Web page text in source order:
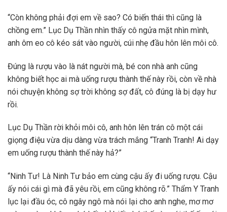
“Còn không phải đợi em về sao? Có biến thái thì cũng là
chồng em.” Lục Dụ Thần nhìn thấy cô ngửa mặt nhìn mình,
anh ôm eo cô kéo sát vào người, cúi nhẹ đầu hôn lên môi cô.
Đúng là rượu vào là nát người mà, bé con nhà anh cũng
không biết học ai mà uống rượu thành thế này rồi, còn về nhà
nói chuyện không sợ trời không sợ đất, cô đúng là bị dạy hư
rồi.
Lục Dụ Thần rời khỏi môi cô, anh hôn lên trán cô một cái
giọng điệu vừa dịu dàng vừa trách mắng “Tranh Tranh! Ai dạy
em uống rượu thành thế này hả?”
“Ninh Tư! Là Ninh Tư bảo em cùng cậu ấy đi uống rượu. Cậu
ấy nói cái gì mà đã yêu rồi, em cũng không rõ.” Thẩm Y Tranh
lục lại đầu óc, cô ngây ngô mà nói lại cho anh nghe, mơ mơ